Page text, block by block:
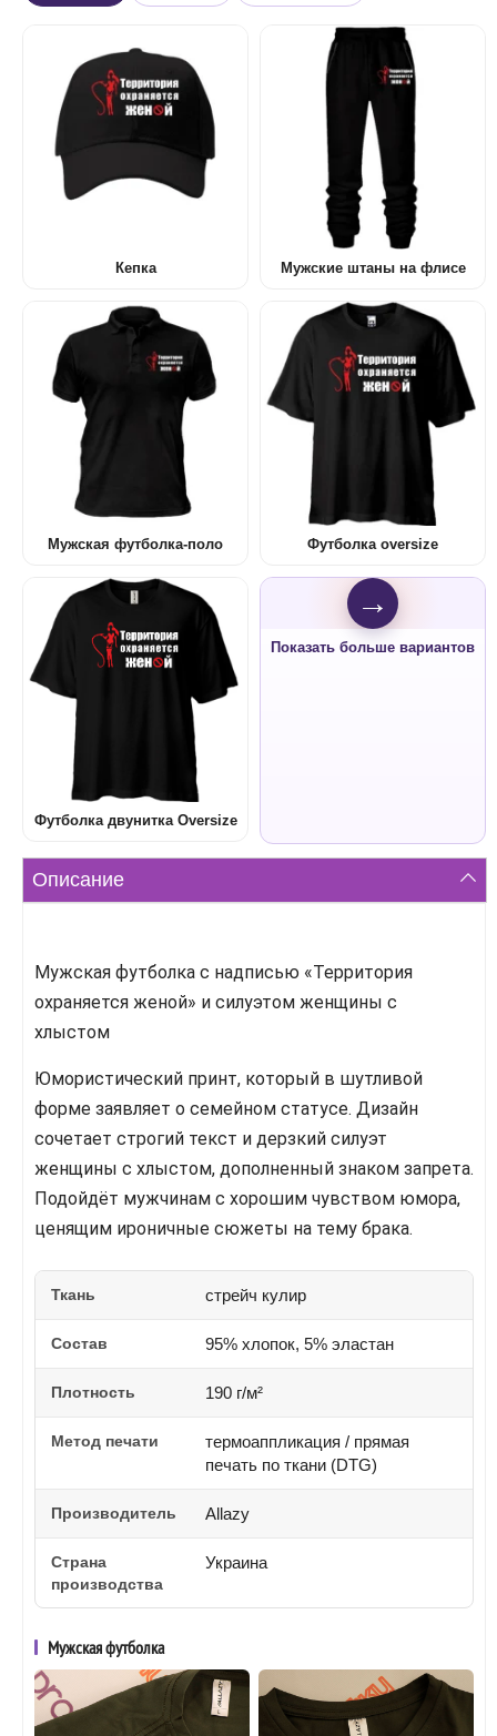
Кепка Мужские штаны на флисе
Мужская футболка-поло Футболка oversize
Футболка двунитка Oversize
→
Показать больше вариантов
Описание
Мужская футболка с надписью «Территория
охраняется женой» и силуэтом женщины с
хлыстом
Юмористический принт, который в шутливой
форме заявляет о семейном статусе. Дизайн
сочетает строгий текст и дерзкий силуэт
женщины с хлыстом, дополненный знаком запрета.
Подойдёт мужчинам с хорошим чувством юмора,
ценящим ироничные сюжеты на тему брака.
Ткань стрейч кулир
Состав 95% хлопок, 5% эластан
Плотность 190 г/м²
Метод печати
термоаппликация / прямая
печать по ткани (DTG)
Производитель Allazy
Страна
производства
Украина
Мужская футболка